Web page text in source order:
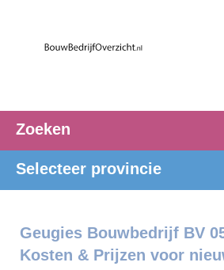
Zoeken
Selecteer provincie
Geugies Bouwbedrijf BV
Kosten & Prijzen voor